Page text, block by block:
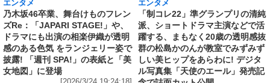
エンタメ
乃木坂46卒業、舞台けものフレン
ズRe：「JAPARI STAGE!」や、
ドラマにも出演の相楽伊織が透明
感のある色気 をランジェリー姿で
披露! 「週刊 SPA!」の表紙と「美
女地図」に登場
エンタメ
「制コレ22」準グランプリの清純
派、ショートドラマ主演などで活
躍する、まもなく20歳の透明感抜
群の松島かのんが教室でみずみず
しい美ヒップをあらわに! デジタ
ル写真集「天使のエール」発売記